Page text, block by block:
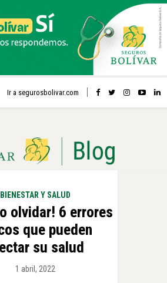
Ir a segurosbolivar.com
BIENESTAR Y SALUD
olvidar! 6 errores
que pueden
su salud
1 abril, 2022